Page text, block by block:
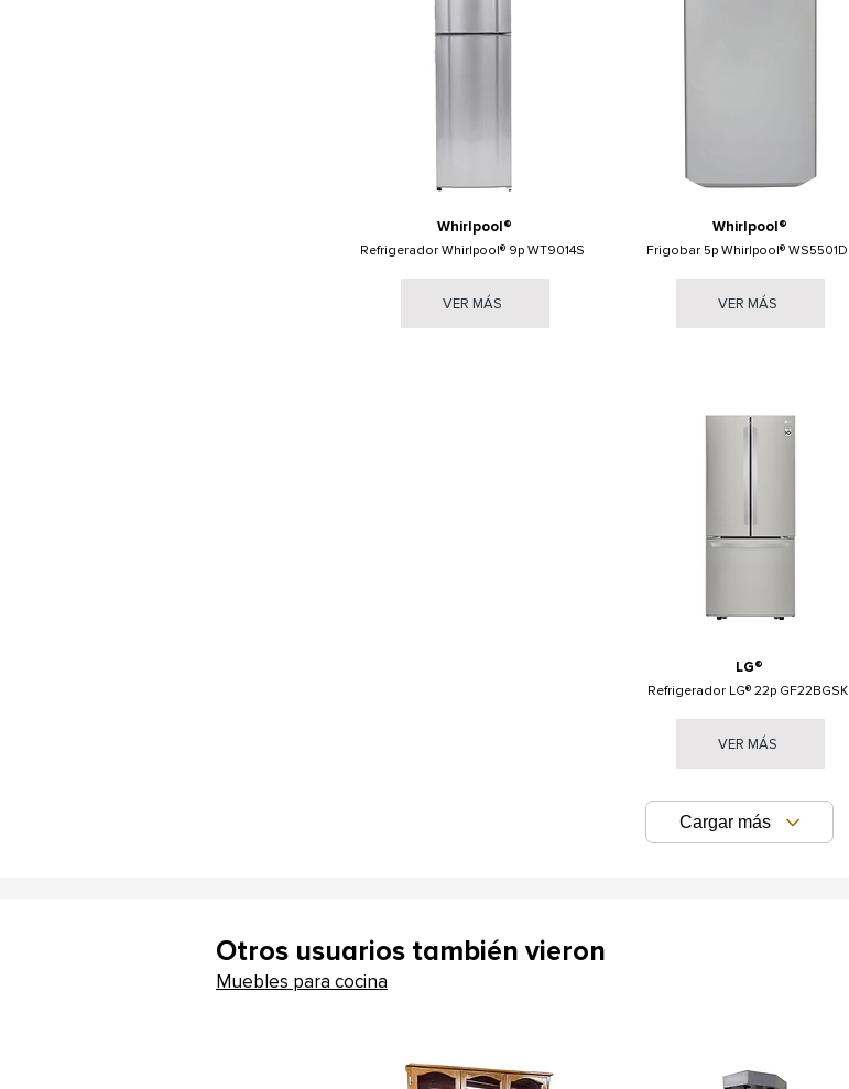
Whirlpool®
Refrigerador Whirlpool® 9p WT9014S
VER MÁS
Whirlpool®
Frigobar 5p Whirlpool® WS5501D
VER MÁS
LG®
Refrigerador LG® 22p GF22BGSK
VER MÁS
Cargar más
Otros usuarios también vieron
Muebles para cocina